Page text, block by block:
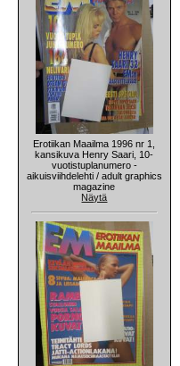
Erotiikan Maailma 1996 nr 1,
kansikuva Henry Saari, 10-
vuotistuplanumero -
aikuisviihdelehti / adult graphics
magazine
Näytä